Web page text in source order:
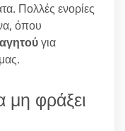
Πολλές ενορίες
όπου
για
μη φράξει